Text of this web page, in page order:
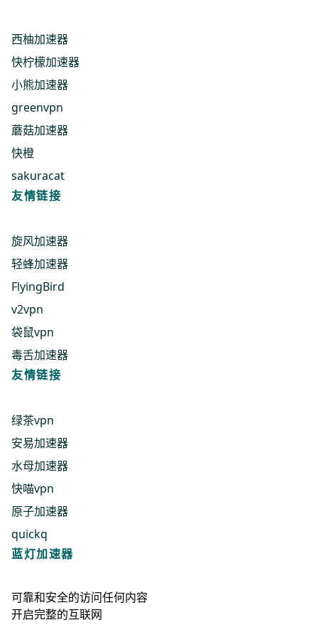
西柚加速器
快柠檬加速器
小熊加速器
greenvpn
蘑菇加速器
快橙
sakuracat
友情链接
旋风加速器
轻蜂加速器
FlyingBird
v2vpn
袋鼠vpn
毒舌加速器
友情链接
绿茶vpn
安易加速器
水母加速器
快喵vpn
原子加速器
quickq
蓝灯加速器
可靠和安全的访问任何内容
开启完整的互联网